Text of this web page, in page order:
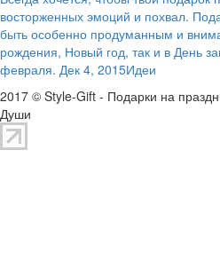
восторженных эмоций и похвал.
быть особенно продуманным и
рождения, Новый год, так и в День
февраля. Дек 4, 2015Идеи
2017 © Style-Gift - Подарки на
Души